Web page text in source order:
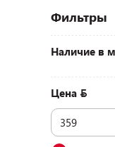
Фильтры
Наличие в
д.
пр-т
1 этаж)
д.
пр-т
Цена